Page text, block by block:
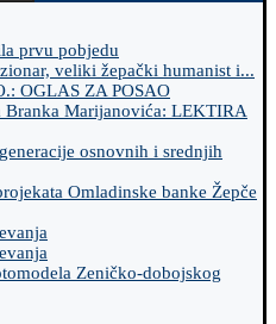
prvu pobjedu
veliki žepački humanist i...
OGLAS ZA POSAO
Branka Marijanovića: LEKTIRA
osnovnih i srednjih
Omladinske banke Žepče
Zeničko-dobojskog